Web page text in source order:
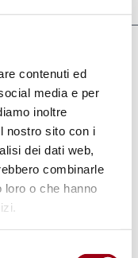
contenuti ed
media e per
inoltre
nostro sito con i
dei dati web,
combinarle
o che hanno
Union
of Europe